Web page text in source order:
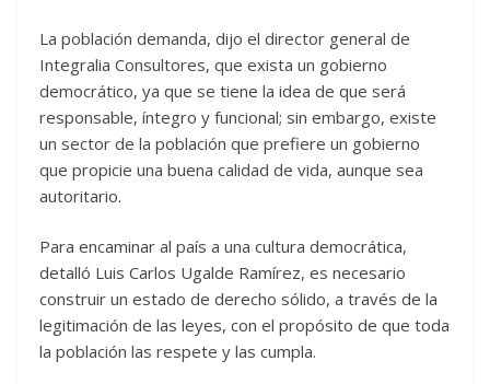
La población demanda, dijo el director general de
Integralia Consultores, que exista un gobierno
democrático, ya que se tiene la idea de que será
responsable, íntegro y funcional; sin embargo, existe
un sector de la población que prefiere un gobierno
que propicie una buena calidad de vida, aunque sea
autoritario.
Para encaminar al país a una cultura democrática,
detalló Luis Carlos Ugalde Ramírez, es necesario
construir un estado de derecho sólido, a través de la
legitimación de las leyes, con el propósito de que toda
la población las respete y las cumpla.